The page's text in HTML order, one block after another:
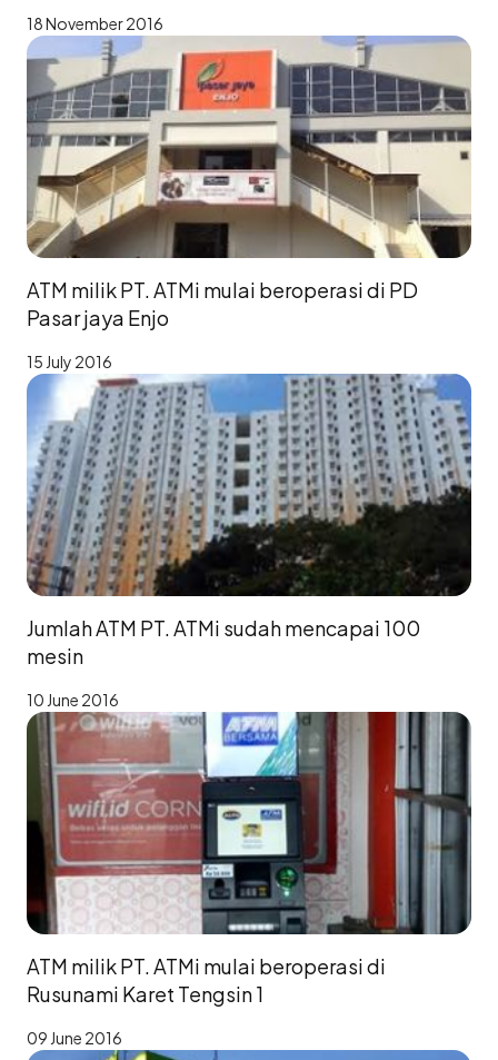
18 November 2016
ATM milik PT. ATMi mulai beroperasi di PD
Pasar jaya Enjo
15 July 2016
Jumlah ATM PT. ATMi sudah mencapai 100
mesin
10 June 2016
ATM milik PT. ATMi mulai beroperasi di
Rusunami Karet Tengsin 1
09 June 2016